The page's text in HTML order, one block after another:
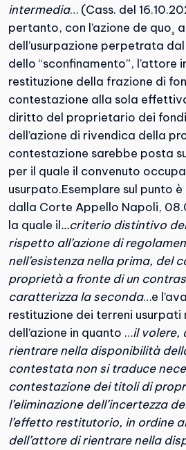
intermedia… (Cass. del
pertanto, con l’azione de quo¸
dell’usurpazione perpetrata
dello “sconfinamento”, l’attore
restituzione della frazione di
contestazione alla sola
diritto del proprietario dei
dell’azione di rivendica della
contestazione sarebbe posta
per il quale il convenuto
usurpato.Esemplare sul punto
dalla Corte Appello Napoli,
la quale il…criterio distintivo
rispetto all’azione di
nell’esistenza nella prima, del
proprietà a fronte di un
caratterizza la seconda…e
restituzione dei terreni usurpati
dell’azione in quanto …il volere,
rientrare nella disponibilità
contestata non si traduce
contestazione dei titoli di
l’eliminazione dell’incertezza
l’effetto restitutorio, in ordine
dell’attore di rientrare nella